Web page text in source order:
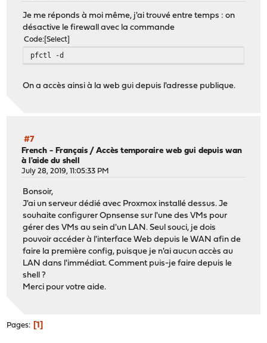
Je me réponds à moi même, j'ai trouvé entre temps : on
désactive le firewall avec la commande
Code Select
pfctl -d
On a accès ainsi à la web gui depuis l'adresse publique.
#7
French - Français /Accès temporaire web gui depuis wan
à l'aide du shell
July 28, 2019, 11:05:33 PM
Bonsoir,
J'ai un serveur dédié avec Proxmox installé dessus. Je
souhaite configurer Opnsense sur l'une des VMs pour
gérer des VMs au sein d'un LAN. Seul souci, je dois
pouvoir accéder à l'interface Web depuis le WAN afin de
faire la première config, puisque je n'ai aucun accès au
LAN dans l'immédiat. Comment puis-je faire depuis le
shell ?
Merci pour votre aide.
Pages 1